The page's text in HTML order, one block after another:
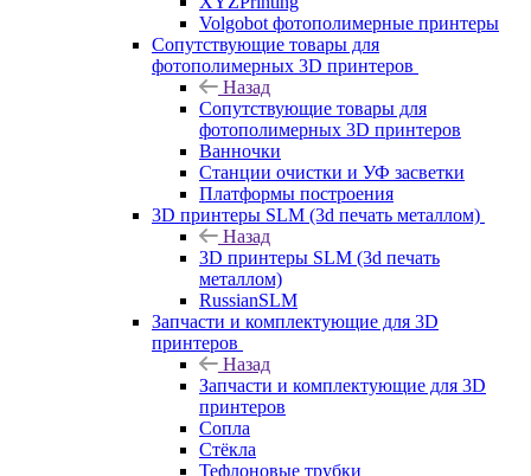
Volgobot фотополимерные принтеры
Сопутствующие товары для
фотополимерных 3D принтеров
Назад
Сопутствующие товары для
фотополимерных 3D принтеров
Ванночки
Станции очистки и УФ засветки
Платформы построения
3D принтеры SLM (3d печать металлом)
Назад
3D принтеры SLM (3d печать
металлом)
RussianSLM
Запчасти и комплектующие для 3D
принтеров
Назад
Запчасти и комплектующие для 3D
принтеров
Сопла
Cтёкла
Тефлоновые трубки